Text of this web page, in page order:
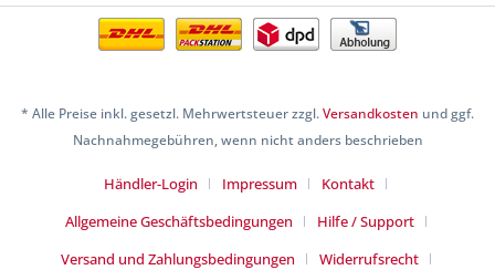
* Alle Preise inkl. gesetzl. Mehrwertsteuer zzgl.Versandkosten und ggf.
Nachnahmegebühren, wenn nicht anders beschrieben
Händler-Login Impressum
Kontakt
Allgemeine Geschäftsbedingungen
Hilfe / Support
Versand und Zahlungsbedingungen
Widerrufsrecht